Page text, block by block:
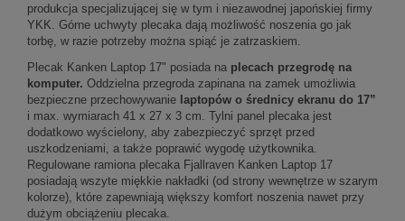
produkcja specjalizującej się w tym i niezawodnej japońskiej firmy
YKK. Górne uchwyty plecaka dają możliwość noszenia go jak
torbę, w razie potrzeby można spiąć je zatrzaskiem.
Plecak Kanken Laptop 17" posiada na plecach przegrodę na
komputer. Oddzielna przegroda zapinana na zamek umożliwia
bezpieczne przechowywanie laptopów o średnicy ekranu do 17”
i max. wymiarach 41 x 27 x 3 cm. Tylni panel plecaka jest
dodatkowo wyścielony, aby zabezpieczyć sprzęt przed
uszkodzeniami, a także poprawić wygodę użytkownika.
Regulowane ramiona plecaka Fjallraven Kanken Laptop 17
posiadają wszyte miękkie nakładki (od strony wewnętrze w szarym
kolorze), które zapewniają większy komfort noszenia nawet przy
dużym obciążeniu plecaka.